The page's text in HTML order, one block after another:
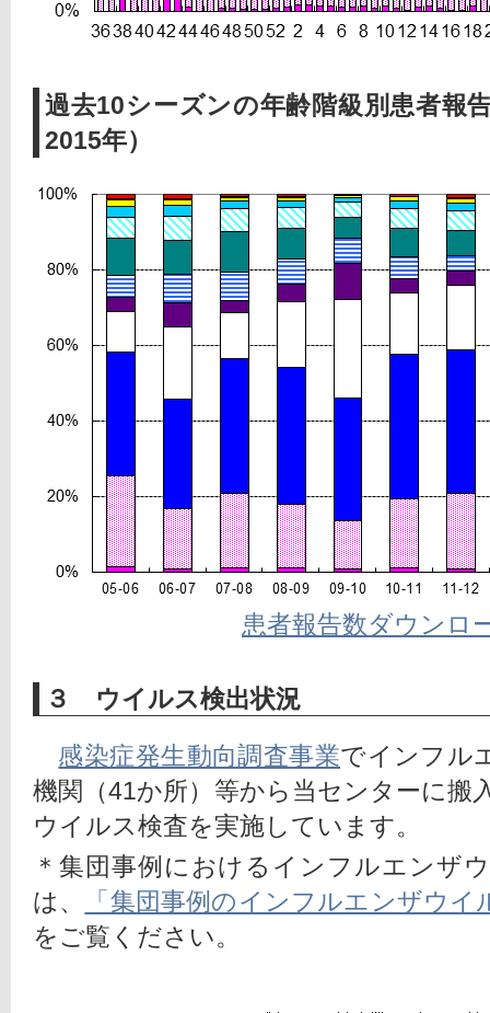
過去10シーズンの年齢階級別患者報
2015年）
患者報告数ダウンロ
３ ウイルス検出状況
感染症発生動向調査事業でインフル
機関（41か所）等から当センターに搬
ウイルス検査を実施しています。
＊集団事例におけるインフルエンザ
は、
「集団事例のインフルエンザウイ
をご覧ください。